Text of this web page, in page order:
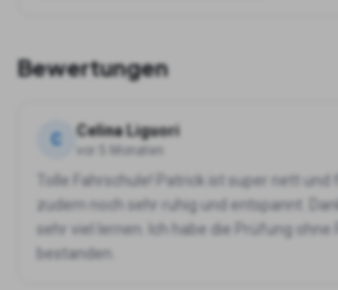
Bewertungen
C Celina Liguori
vor 5 Monaten
Tolle Fahrschule! Patrick ist super nett und
zudem noch sehr ruhig und entspannt.
sehr viel lernen. Ich habe die Prüfung ohne
bestanden.